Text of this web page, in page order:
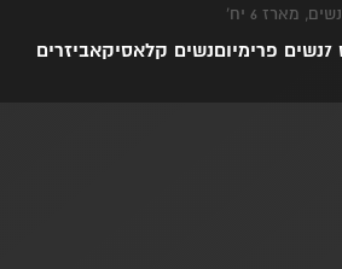
נשים פרימיוםנשים קלאסיקאביזרים
מארז 6 יח’